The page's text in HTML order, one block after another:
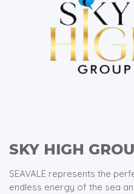
SKY HIGH
SEAVALE represents the
endless energy of the sea